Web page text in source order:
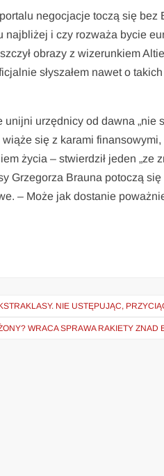
negocjacje toczą się bez
i czy rozważa bycie
obrazy z wizerunkiem
słyszałem nawet o
urzędnicy od dawna
się z karami
życia – stwierdził jeden „ze
Grzegorza Brauna potoczą
– Może jak dostanie
NIE USTĘPUJĄC,
WRACA SPRAWA RAKIETY